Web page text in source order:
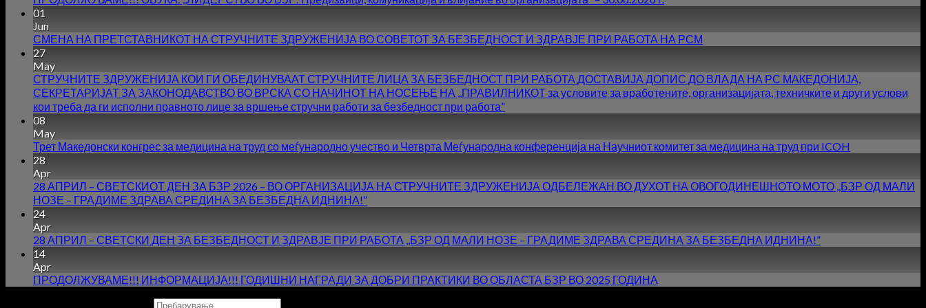
01
Jun
СМЕНА НА ПРЕТСТАВНИКОТ НА СТРУЧНИТЕ ЗДРУЖЕНИЈА ВО СОВЕТОТ ЗА БЕЗБЕДНОСТ И ЗДРАВЈЕ ПРИ РАБОТА НА РСМ
27
May
СТРУЧНИТЕ ЗДРУЖЕНИЈА КОИ ГИ ОБЕДИНУВААТ СТРУЧНИТЕ ЛИЦА ЗА БЕЗБЕДНОСТ ПРИ РАБОТА ДОСТАВИЈА ДОПИС ДО ВЛАДА НА РС МАКЕДОНИЈА,
СЕКРЕТАРИЈАТ ЗА ЗАКОНОДАВСТВО ВО ВРСКА СО НАЧИНОТ НА НОСЕЊЕ НА ,,ПРАВИЛНИКОТ за условите за вработените, организацијата, техничките и други услови
кои треба да ги исполни правното лице за вршење стручни работи за безбедност при работа”
08
May
Трет Македонски конгрес за медицина на труд со меѓународно учество и Четврта Меѓународна конференција на Научниот комитет за медицина на труд при ICOH
28
Apr
28 АПРИЛ – СВЕТСКИОТ ДЕН ЗА БЗР 2026 – ВО ОРГАНИЗАЦИЈА НА СТРУЧНИТЕ ЗДРУЖЕНИЈА ОДБЕЛЕЖАН ВО ДУХОТ НА ОВОГОДИНЕШНОТО МОТО ,,БЗР ОД МАЛИ
НОЗЕ – ГРАДИМЕ ЗДРАВА СРЕДИНА ЗА БЕЗБЕДНА ИДНИНА!”
24
Apr
28 АПРИЛ – СВЕТСКИ ДЕН ЗА БЕЗБЕДНОСТ И ЗДРАВЈЕ ПРИ РАБОТА ,,БЗР ОД МАЛИ НОЗЕ – ГРАДИМЕ ЗДРАВА СРЕДИНА ЗА БЕЗБЕДНА ИДНИНА!”
14
Apr
ПРОДОЛЖУВАМЕ!!! ИНФОРМАЦИЈА!!! ГОДИШНИ НАГРАДИ ЗА ДОБРИ ПРАКТИКИ ВО ОБЛАСТА БЗР ВО 2025 ГОДИНА